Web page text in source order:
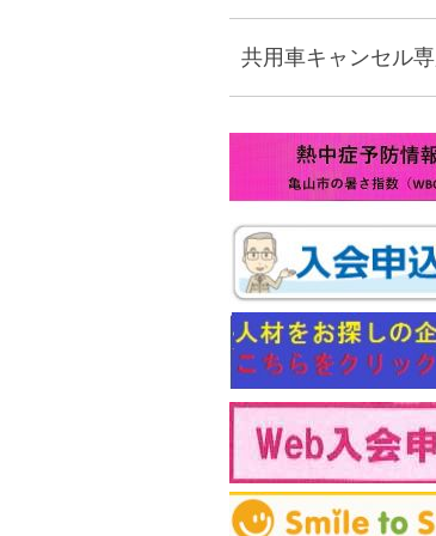
共用車キャンセル専